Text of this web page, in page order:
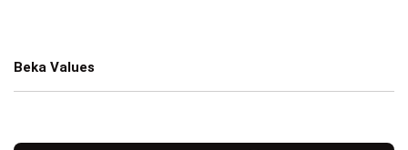
Beka Values